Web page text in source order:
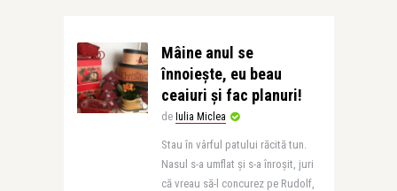
Mâine anul se
înnoiește, eu beau
ceaiuri și fac planuri!
de Iulia Miclea
Stau în vârful patului răcită tun.
Nasul s-a umflat și s-a înroșit, juri
că vreau să-l concurez pe Rudolf,